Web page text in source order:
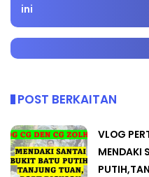
ini
POST BERKAITAN
VLOG
MENDAKI